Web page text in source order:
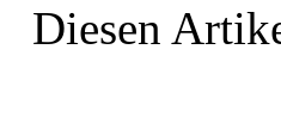
Diesen